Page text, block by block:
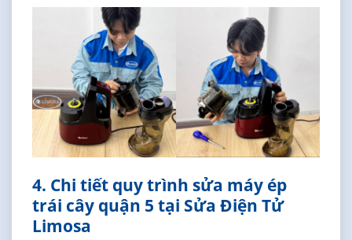
4. Chi tiết quy trình sửa máy ép
trái cây quận 5 tại Sửa Điện Tử
Limosa